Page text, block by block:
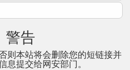
警告
则本站将会删除您的短链接并
息提交给网安部门。